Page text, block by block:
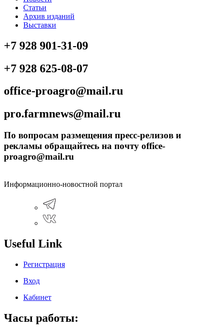
Статьи
Архив изданий
Выставки
+7 928 901-31-09
+7 928 625-08-07
office-proagro@mail.ru
pro.farmnews@mail.ru
По вопросам размещения пресс-релизов и
рекламы обращайтесь на почту office-
proagro@mail.ru
Информационно-новостной портал
Useful Link
Регистрация
Вход
Кабинет
Часы работы: